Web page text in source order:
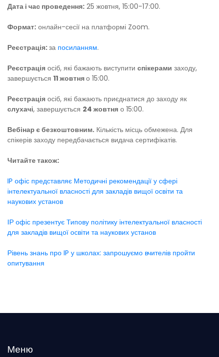
Дата і час проведення: 25 жовтня, 15:00-17:00.
Формат: онлайн-сесії на платформі Zoom.
Реєстрація:за посиланням.
Реєстрація осіб, які бажають виступити спікерами заходу,
завершується 11 жовтняо 15:00.
Реєстрація осіб, які бажають приєднатися до заходу як
слухачі, завершується 24 жовтня о 15:00.
Вебінар є безкоштовним. Кількість місць обмежена. Для
спікерів заходу передбачається видача сертифікатів.
Читайте також:
IP офіс представляє Методичні рекомендації у сфері
інтелектуальної власності для закладів вищої освіти та
наукових установ
ІР офіс презентує Типову політику інтелектуальної власності
для закладів вищої освіти та наукових установ
Рівень знань про IP у школах: запрошуємо вчителів пройти
опитування
Меню